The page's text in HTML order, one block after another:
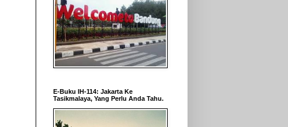
E-Buku IH-114: Jakarta Ke
Tasikmalaya, Yang Perlu Anda Tahu.